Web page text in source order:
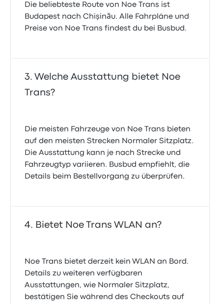
Die beliebteste Route von Noe Trans ist
Budapest nach Chişinău. Alle Fahrpläne und
Preise von Noe Trans findest du bei Busbud.
Welche Ausstattung bietet Noe
Trans?
Die meisten Fahrzeuge von Noe Trans bieten
auf den meisten Strecken Normaler Sitzplatz.
Die Ausstattung kann je nach Strecke und
Fahrzeugtyp variieren. Busbud empfiehlt, die
Details beim Bestellvorgang zu überprüfen.
Bietet Noe Trans WLAN an?
Noe Trans bietet derzeit kein WLAN an Bord.
Details zu weiteren verfügbaren
Ausstattungen, wie Normaler Sitzplatz,
bestätigen Sie während des Checkouts auf